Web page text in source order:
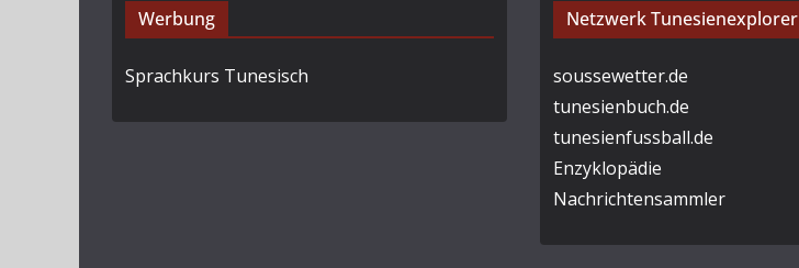
Werbung
Sprachkurs Tunesisch
Netzwerk Tunesienexplorer
soussewetter.de
tunesienbuch.de
tunesienfussball.de
Enzyklopädie
Nachrichtensammler